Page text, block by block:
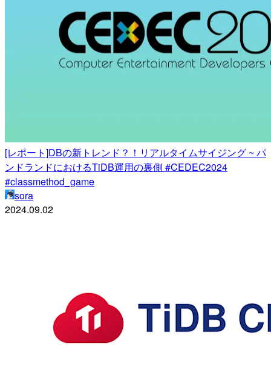
[レポート]DBの新トレンド？！リアルタイムサイジング ~ パ
ンドランドにおけるTiDB運用の裏側 #CEDEC2024
#classmethod_game
sora
2024.09.02